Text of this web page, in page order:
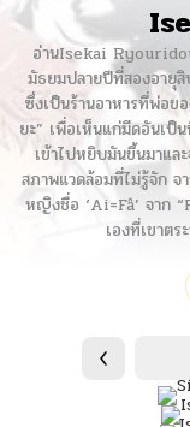
อ่านIsekai
มัธยมปลายปีที่สองอายุ
ซึ่งเป็นร้านอาหารที่พ่อข
ยะ” เพื่อเห็นแก่มีดอันเป็
เข้าไปหยิบมันขึ้นมาแล
สภาพแวดล้อมที่ไม่รู้จัก จ
หญิงชื่อ ‘Ai=Fâ’ จาก
เองที่เขาต